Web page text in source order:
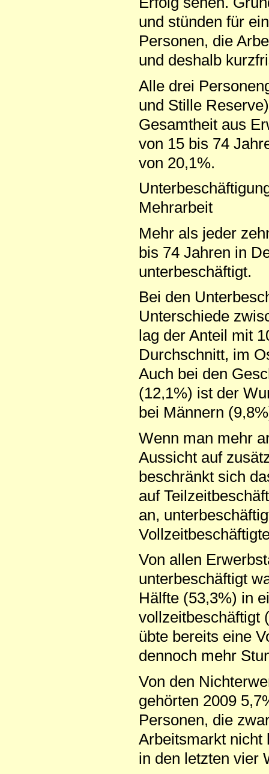
und stünden für
Personen, die
und deshalb
Alle drei
und Stille
Gesamtheit aus
von 15 bis 74
von 20,1%.
Mehrarbeit
Mehr als jeder
bis 74 Jahren in
unterbeschäftigt.
Bei den
Unterschiede
lag der Anteil mit
Durchschnitt, im
Auch bei den
(12,1%) ist der
bei Männern
Wenn man mehr
Aussicht auf
beschränkt sich
auf
an,
Von allen
unterbeschäftigt
Hälfte (53,3%) in
vollzeitbeschäftigt
übte bereits eine
dennoch mehr
Von den
gehörten 2009
Personen, die
Arbeitsmarkt nicht
in den letzten vier